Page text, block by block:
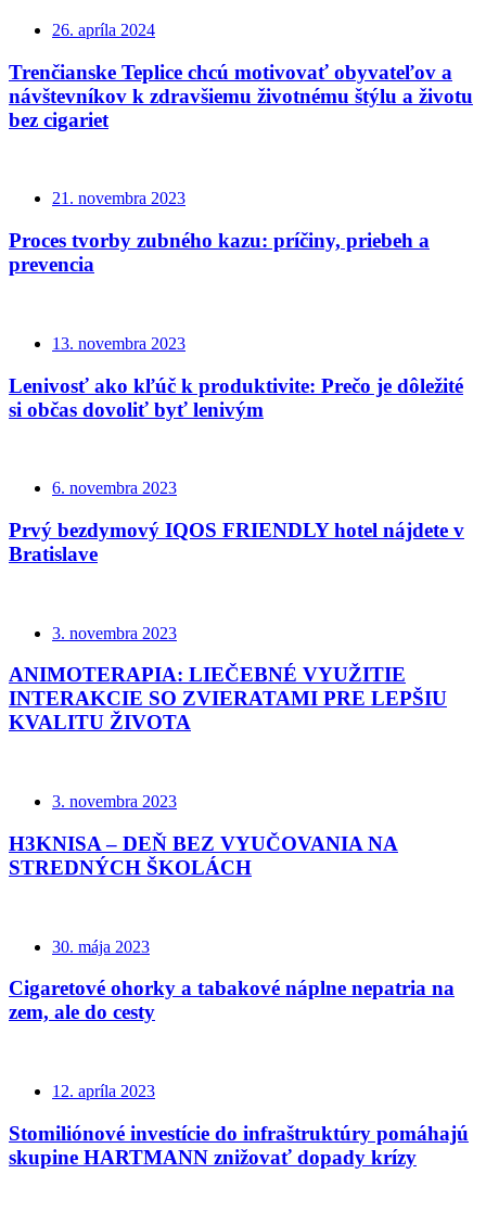
26. apríla 2024
Trenčianske Teplice chcú motivovať obyvateľov a
návštevníkov k zdravšiemu životnému štýlu a životu
bez cigariet
21. novembra 2023
Proces tvorby zubného kazu: príčiny, priebeh a
prevencia
13. novembra 2023
Lenivosť ako kľúč k produktivite: Prečo je dôležité
si občas dovoliť byť lenivým
6. novembra 2023
Prvý bezdymový IQOS FRIENDLY hotel nájdete v
Bratislave
3. novembra 2023
ANIMOTERAPIA: LIEČEBNÉ VYUŽITIE
INTERAKCIE SO ZVIERATAMI PRE LEPŠIU
KVALITU ŽIVOTA
3. novembra 2023
H3KNISA – DEŇ BEZ VYUČOVANIA NA
STREDNÝCH ŠKOLÁCH
30. mája 2023
Cigaretové ohorky a tabakové náplne nepatria na
zem, ale do cesty
12. apríla 2023
Stomiliónové investície do infraštruktúry pomáhajú
skupine HARTMANN znižovať dopady krízy